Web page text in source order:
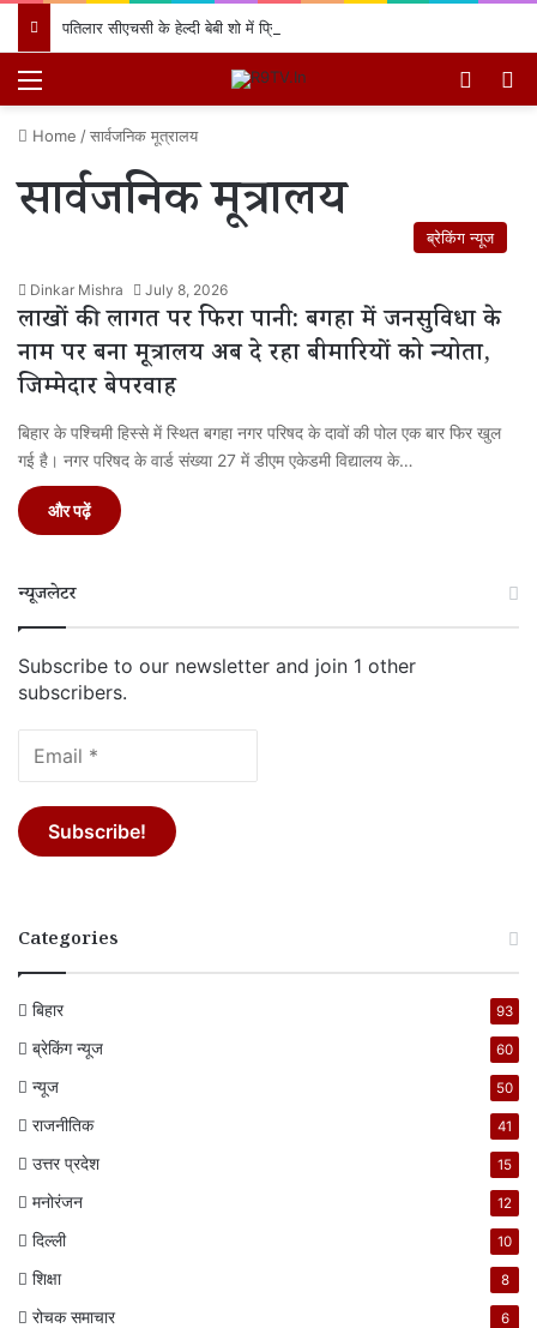
Home /सार्वजनिक मूत्रालय
सार्वजनिक मूत्रालय ब्रेकिंग न्यूज
Dinkar Mishra July 8, 2026
लाखों की लागत पर फिरा पानी: बगहा में जनसुविधा के
नाम पर बना मूत्रालय अब दे रहा बीमारियों को न्योता,
जिम्मेदार बेपरवाह
बिहार के पश्चिमी हिस्से में स्थित बगहा नगर परिषद के दावों की पोल एक बार फिर खुल
गई है। नगर परिषद के वार्ड संख्या 27 में डीएम एकेडमी विद्यालय के…
और पढ़ें
न्यूजलेटर
Subscribe to our newsletter and join 1 other
subscribers.
Categories
बिहार 93
ब्रेकिंग न्यूज 60
न्यूज 50
राजनीतिक 41
उत्तर प्रदेश 15
मनोरंजन 12
दिल्ली 10
शिक्षा 8
रोचक समाचार 6